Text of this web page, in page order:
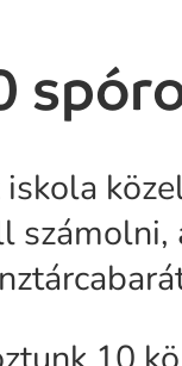
iskola
számolni,